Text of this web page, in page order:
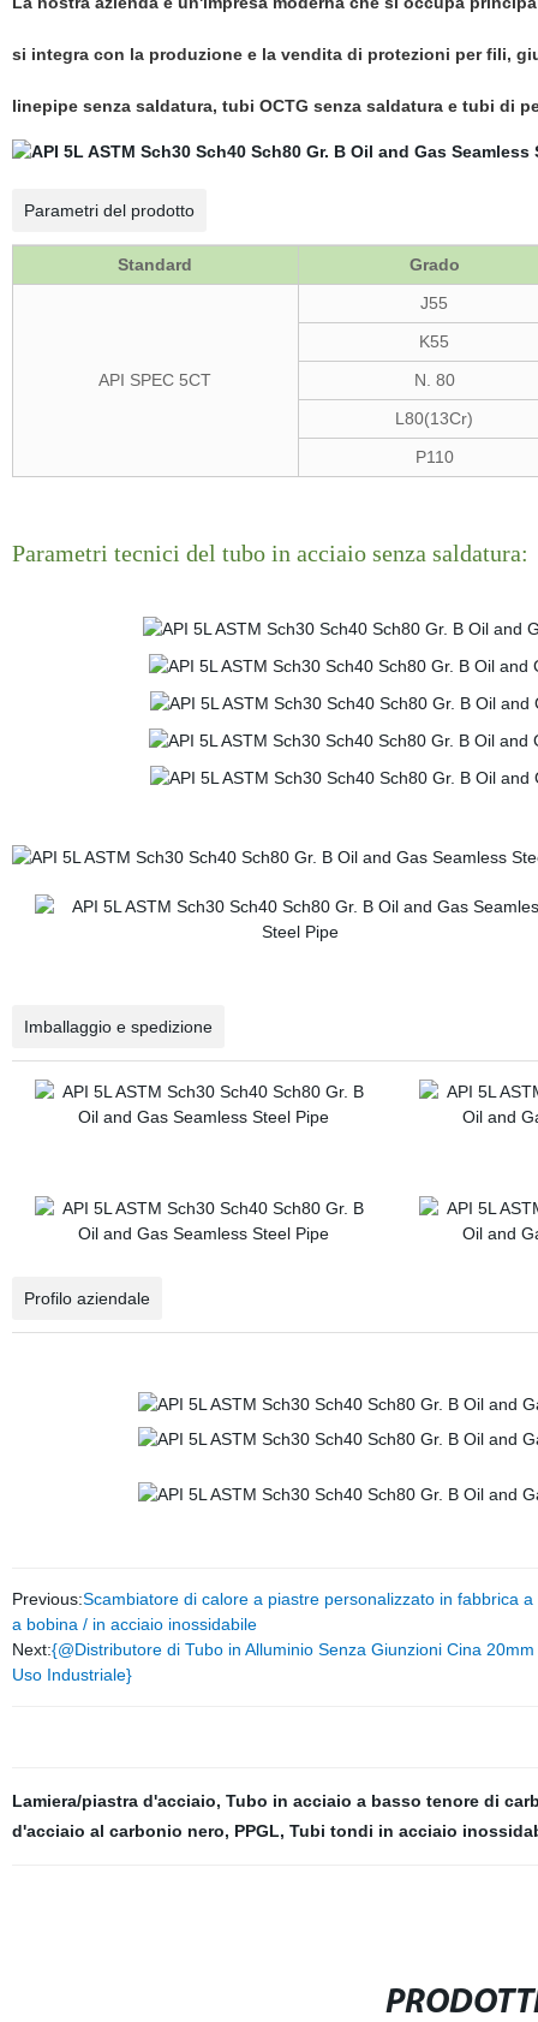
si integra con la produzione e la vendita di protezioni per fili,
linepipe senza saldatura, tubi OCTG senza saldatura e tubi di
Parametri del prodotto
Standard Grado
API SPEC 5CT
J55
K55
N. 80
L80(13Cr)
P110
Parametri tecnici del tubo in acciaio senza saldatura:
Imballaggio e spedizione
Profilo aziendale
Previous:Scambiatore di calore a piastre personalizzato in fabbrica
a bobina / in acciaio inossidabile
Next:{@Distributore di Tubo in Alluminio Senza Giunzioni Cina
Uso Industriale}
Lamiera/piastra d'acciaio, Tubo in acciaio a basso tenore di
d'acciaio al carbonio nero, PPGL, Tubi tondi in acciaio